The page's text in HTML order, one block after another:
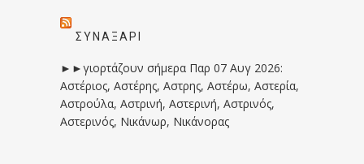
ΣΥΝΑΞΆΡΙ
►►γιορτάζουν σήμερα Παρ 07 Αυγ 2026:
Αστέριος, Αστέρης, Αστρης, Αστέρω, Αστερία,
Αστρούλα, Αστρινή, Αστερινή, Αστρινός,
Αστερινός, Νικάνωρ, Νικάνορας